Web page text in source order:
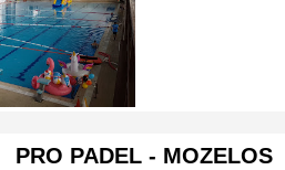
PRO PADEL - MOZELOS